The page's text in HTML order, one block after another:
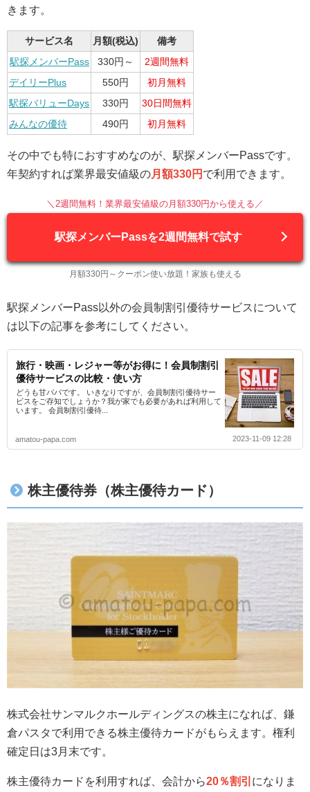
きます。
サービス名 月額(税込)
備考
駅探メンバーPass
330円～
2週間無料
デイリーPlus
550円
初月無料
駅探バリューDays
330円
30日間無料
みんなの優待
490円 初月無料
その中でも特におすすめなのが、駅探メンバーPassです。
年契約すれば業界最安値級の月額330円 で利用できます。
＼2週間無料！業界最安値級の月額330円から使える／
駅探メンバーPassを2週間無料で試す
月額330円～クーポン使い放題！家族も使える
駅探メンバーPass以外の会員制割引優待サービスについて
は以下の記事を参考にしてください。
旅行・映画・レジャー等がお得に！会員制割引
優待サービスの比較・使い方
どうも甘パパです。 いきなりですが、会員制割引優待サー
ビスをご存知でしょうか？我が家でも必要があれば利用して
います。 会員制割引優待...
amatou-papa.com 2023-11-09 12:28
株主優待券（株主優待カード）
株式会社サンマルクホールディングスの株主になれば、鎌
倉パスタで利用できる株主優待カードがもらえます。権利
確定日は3月末です。
株主優待カードを利用すれば、会計から20％割引 になりま